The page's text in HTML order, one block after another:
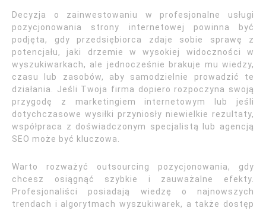
Decyzja o zainwestowaniu w profesjonalne usługi
pozycjonowania strony internetowej powinna być
podjęta, gdy przedsiębiorca zdaje sobie sprawę z
potencjału, jaki drzemie w wysokiej widoczności w
wyszukiwarkach, ale jednocześnie brakuje mu wiedzy,
czasu lub zasobów, aby samodzielnie prowadzić te
działania. Jeśli Twoja firma dopiero rozpoczyna swoją
przygodę z marketingiem internetowym lub jeśli
dotychczasowe wysiłki przyniosły niewielkie rezultaty,
współpraca z doświadczonym specjalistą lub agencją
SEO może być kluczowa.
Warto rozważyć outsourcing pozycjonowania, gdy
chcesz osiągnąć szybkie i zauważalne efekty.
Profesjonaliści posiadają wiedzę o najnowszych
trendach i algorytmach wyszukiwarek, a także dostęp